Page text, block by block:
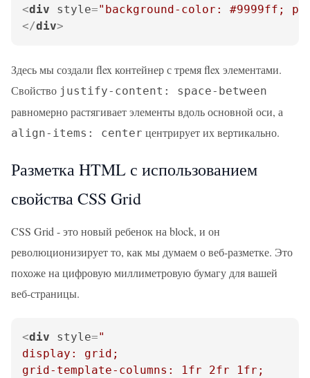
<div style="background-color: #9999ff;
</div>
Здесь мы создали flex контейнер с тремя flex элементами.
Свойство justify-content: space-between
равномерно растягивает элементы вдоль основной оси, а
align-items: center центрирует их вертикaльно.
Разметка HTML с использованием
свойства CSS Grid
CSS Grid - это новый ребенок на block, и он
революционизирует то, как мы думаем о веб-разметке. Это
похоже на цифровую миллиметровую бумагу для вашей
веб-страницы.
<div style="
display: grid;
grid-template-columns: 1fr 2fr 1fr;